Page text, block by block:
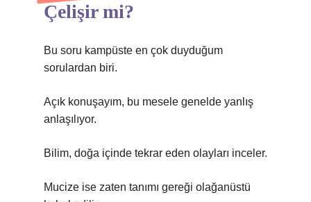
Çelişir mi?
Bu soru kampüste en çok duyduğum
sorulardan biri.
Açık konuşayım, bu mesele genelde yanlış
anlaşılıyor.
Bilim, doğa içinde tekrar eden olayları inceler.
Mucize ise zaten tanımı gereği olağanüstü